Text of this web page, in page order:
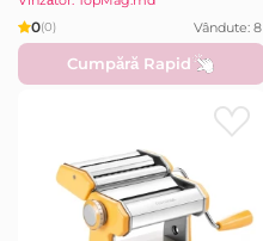
0(0) Vândute: 8
Cumpără Rapid